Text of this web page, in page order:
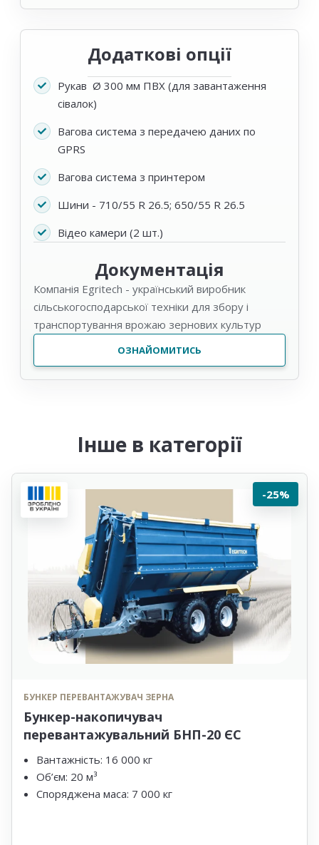
Додаткові опції
Рукав Ø 300 мм ПВХ (для завантаження
сівалок)
Вагова система з передачею даних по
GPRS
Вагова система з принтером
Шини - 710/55 R 26.5; 650/55 R 26.5
Відео камери (2 шт.)
Документація
Компанія Egritech - український виробник
сільськогосподарської техніки для збору і
транспортування врожаю зернових культур
ОЗНАЙОМИТИСЬ
Інше в категорії
-25%
БУНКЕР ПЕРЕВАНТАЖУВАЧ ЗЕРНА
Бункер-накопичувач
перевантажувальний БНП-20 ЄС
Вантажність: 16 000 кг
Об’єм: 20 м³
Споряджена маса: 7 000 кг